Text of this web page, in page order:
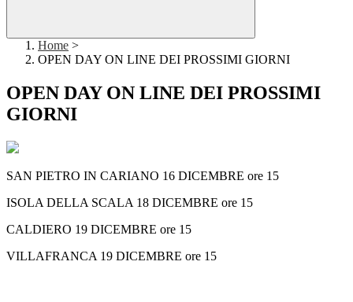
Home >
OPEN DAY ON LINE DEI PROSSIMI GIORNI
OPEN DAY ON LINE DEI PROSSIMI
GIORNI
SAN PIETRO IN CARIANO 16 DICEMBRE ore 15
ISOLA DELLA SCALA 18 DICEMBRE ore 15
CALDIERO 19 DICEMBRE ore 15
VILLAFRANCA 19 DICEMBRE ore 15